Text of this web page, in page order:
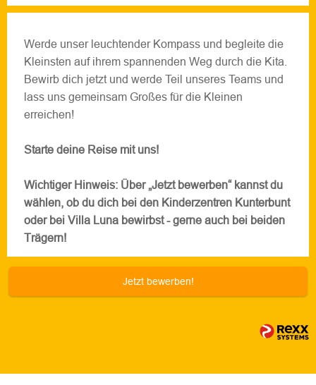
Werde unser leuchtender Kompass und begleite die
Kleinsten auf ihrem spannenden Weg durch die Kita.
Bewirb dich jetzt und werde Teil unseres Teams und
lass uns gemeinsam Großes für die Kleinen
erreichen!
Starte deine Reise mit uns!
Wichtiger Hinweis: Über „Jetzt bewerben“ kannst du
wählen, ob du dich bei den Kinderzentren Kunterbunt
oder bei Villa Luna bewirbst - gerne auch bei beiden
Trägern!
Jetzt bewerben!